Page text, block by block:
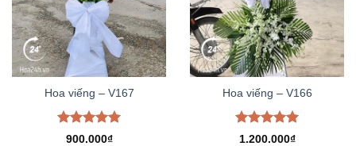
Hoa viếng – V167
Được xếp
900.000₫
Hoa viếng – V166
Được xếp
1.200.000₫